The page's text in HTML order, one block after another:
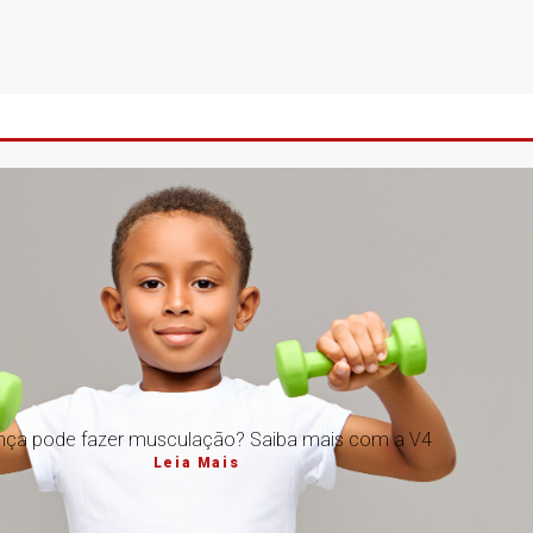
pode fazer musculação? Saiba mais com a V4
Leia Mais